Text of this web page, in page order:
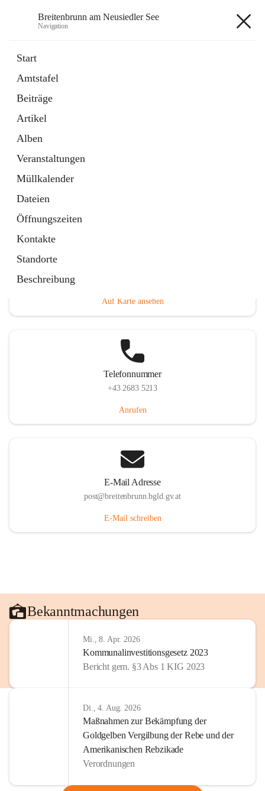
Breitenbrunn am Neusiedler See
Navigation
Start
Amtstafel
Beiträge
Artikel
Alben
Veranstaltungen
Müllkalender
Dateien
Öffnungszeiten
Kontakte
Standorte
Beschreibung
18 Schnellzugriffe
Gemeindeservice
Auf Karte ansehen
Telefonnummer
+43 2683 5213
Anrufen
E-Mail Adresse
post@breitenbrunn.bgld.gv.at
E-Mail schreiben
Bekanntmachungen
Mi., 8. Apr. 2026
Kommunalinvestitionsgesetz 2023
Bericht gem. §3 Abs 1 KIG 2023
Di., 4. Aug. 2026
Maßnahmen zur Bekämpfung der
Goldgelben Vergilbung der Rebe und der
Amerikanischen Rebzikade
Verordnungen